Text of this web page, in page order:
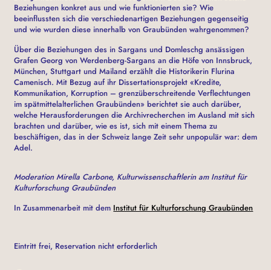
Beziehungen konkret aus und wie funktionierten sie? Wie
beeinflussten sich die verschiedenartigen Beziehungen gegenseitig
und wie wurden diese innerhalb von Graubünden wahrgenommen?
Über die Beziehungen des in Sargans und Domleschg ansässigen
Grafen Georg von Werdenberg-Sargans an die Höfe von Innsbruck,
München, Stuttgart und Mailand erzählt die Historikerin Flurina
Camenisch. Mit Bezug auf ihr Dissertationsprojekt «Kredite,
Kommunikation, Korruption – grenzüberschreitende Verflechtungen
im spätmittelalterlichen Graubünden» berichtet sie auch darüber,
welche Herausforderungen die Archivrecherchen im Ausland mit sich
brachten und darüber, wie es ist, sich mit einem Thema zu
beschäftigen, das in der Schweiz lange Zeit sehr unpopulär war: dem
Adel.
Moderation Mirella Carbone, Kulturwissenschaftlerin am Institut für
Kulturforschung Graubünden
In Zusammenarbeit mit dem Institut für Kulturforschung Graubünden
Eintritt frei, Reservation nicht erforderlich